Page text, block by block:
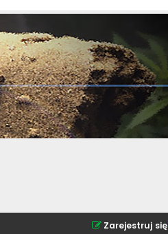
Zarejestruj się